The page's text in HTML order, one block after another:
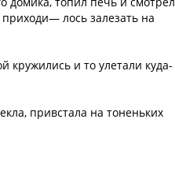
лось залезать на
кружились и то улетали куда-
привстала на тоненьких